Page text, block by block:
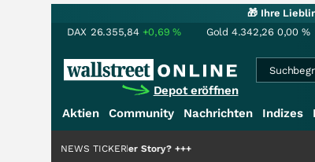
🎁 Ihre
DAX 26.355,84 +0,69% Gold 4.342,26 0,00 %
Depot eröffnen
Aktien Community Nachrichten Indizes
die Hälfte der Story?+++
NEWS TICKER